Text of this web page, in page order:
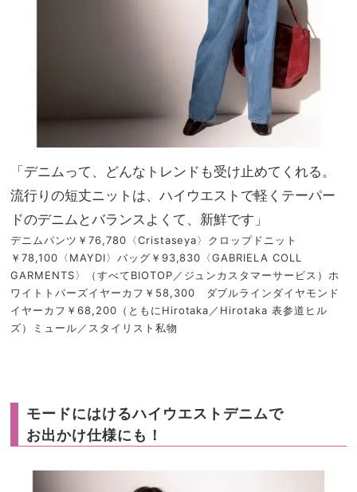
「デニムって、どんなトレンドも受け止めてくれる。
流行りの短丈ニットは、ハイウエストで軽くテーパー
ドのデニムとバランスよくて、新鮮です」
デニムパンツ￥76,780〈Cristaseya〉クロップドニット
￥78,100〈MAYDI〉バッグ￥93,830〈GABRIELA COLL
GARMENTS〉（すべてBIOTOP／ジュンカスタマーサービス）ホ
ワイトトパーズイヤーカフ￥58,300 ダブルラインダイヤモンド
イヤーカフ￥68,200（ともにHirotaka／Hirotaka 表参道ヒル
ズ）ミュール／スタイリスト私物
モードにはけるハイウエストデニムで
お出かけ仕様にも！